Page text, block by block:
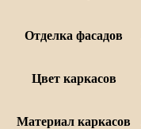
Отделка фасадов
Цвет каркасов
Материал каркасов